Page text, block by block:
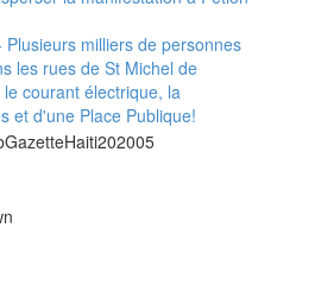
Plusieurs milliers de personnes
les rues de St Michel de
courant électrique, la
et d'une Place Publique!